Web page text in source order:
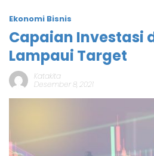
Ekonomi Bisnis
Capaian Investasi
Lampaui Target
Katakita
Desember 8, 2021